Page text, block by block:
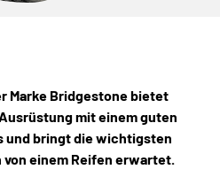
Marke Bridgestone bietet
mit einem guten
bringt die wichtigsten
einem Reifen erwartet.